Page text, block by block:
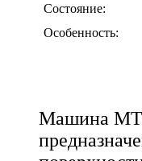
Состояние:
Особенность:
Машина